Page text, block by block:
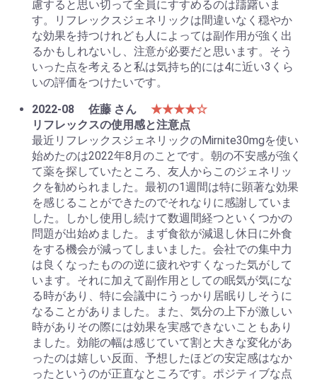
慮すると思い切って全員にすすめるのは躊躇いま
す。リフレックスジェネリックは間違いなく穏やか
な効果を持つけれども人によっては副作用が強く出
るかもしれないし、注意が必要だと思います。そう
いった点を考えると私は気持ち的には4に近い3くら
いの評価をつけたいです。
2022-08
佐藤 さん
★★★★☆
リフレックスの使用感と注意点
最近リフレックスジェネリックのMirnite30mgを使い
始めたのは2022年8月のことです。朝の不安感が強く
て薬を探していたところ、友人からこのジェネリッ
クを勧められました。最初の1週間は特に顕著な効果
を感じることができたのでそれなりに感謝していま
した。しかし使用し続けて数週間経つといくつかの
問題が出始めました。まず食欲が減退し休日に外食
をする機会が減ってしまいました。会社での集中力
は良くなったものの逆に疲れやすくなった気がして
います。それに加えて副作用としての眠気が気にな
る時があり、特に会議中にうっかり居眠りしそうに
なることがありました。また、気分の上下が激しい
時がありその際には効果を実感できないこともあり
ました。効能の幅は感じていて割と大きな変化があ
ったのは嬉しい反面、予想したほどの安定感はなか
ったというのが正直なところです。ポジティブな点